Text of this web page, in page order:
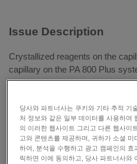
Issue Description
Crystallized reagents on the
capillary on the PA 800 Plus
Possible causes:
There is gel or liquid on
The cartridge was not fully
당사와 파트너사는 쿠키와 기타 추적 기
처 정보와 같은 일부 데이터를 사용하여
의 이러한 웹사이트 그리고 다른 웹사이
고와 콘텐츠를 제공하며, 귀하가 소셜
하여, 분석을 수행하고 광고 캠페인의
릭하면 이에 동의하고, 당사 파트너사와